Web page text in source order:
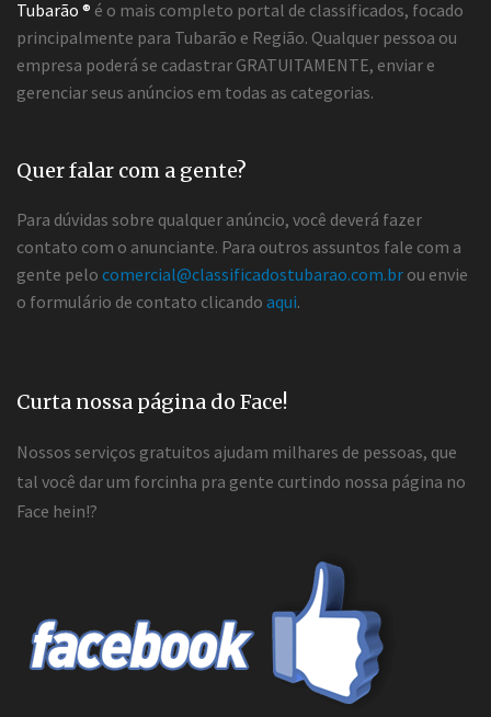
Tubarão ® é o mais completo portal de classificados, focado
principalmente para Tubarão e Região. Qualquer pessoa ou
empresa poderá se cadastrar GRATUITAMENTE, enviar e
gerenciar seus anúncios em todas as categorias.
Quer falar com a gente?
Para dúvidas sobre qualquer anúncio, você deverá fazer
contato com o anunciante. Para outros assuntos fale com a
gente pelo comercial@classificadostubarao.com.br ou envie
o formulário de contato clicando aqui.
Curta nossa página do Face!
Nossos serviços gratuitos ajudam milhares de pessoas, que
tal você dar um forcinha pra gente curtindo nossa página no
Face hein!?